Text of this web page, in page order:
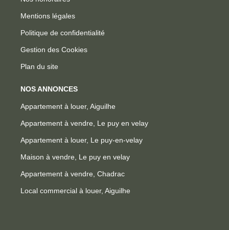
Mentions légales
Politique de confidentialité
Gestion des Cookies
Plan du site
NOS ANNONCES
Appartement à louer, Aiguilhe
Appartement à vendre, Le puy en velay
Appartement à louer, Le puy-en-velay
Maison à vendre, Le puy en velay
Appartement à vendre, Chadrac
Local commercial à louer, Aiguilhe